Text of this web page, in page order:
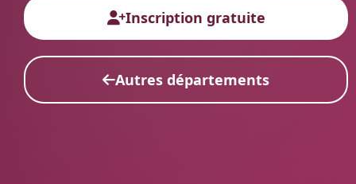
Inscription gratuite
Autres départements